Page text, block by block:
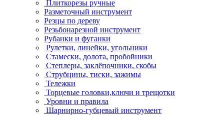
Плиткорезы ручные
Разметочный инструмент
Резцы по дереву
Резьбонарезной инструмент
Рубанки и фуганки
Рулетки, линейки, угольники
Стамески, долота, пробойники
Степлеры, заклёпочники, скобы
Струбцины, тиски, зажимы
Тележки
Торцевые головки,ключи и трещотки
Уровни и правила
Шарнирно-губцевый инструмент